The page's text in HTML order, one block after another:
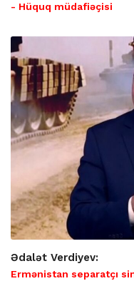
- Hüquq müdafiəçisi
Ədalət Verdiyev:
Ermənistan separatçı